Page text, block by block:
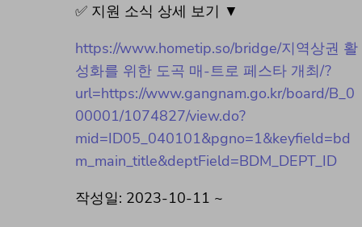
✅ 지원 소식 상세 보기 ▼
https://www.hometip.so/bridge/지역상권 활
성화를 위한 도곡 매-트로 페스타 개최/?
url=https://www.gangnam.go.kr/board/B_0
00001/1074827/view.do?
mid=ID05_040101&pgno=1&keyfield=bd
m_main_title&deptField=BDM_DEPT_ID
작성일: 2023-10-11 ~